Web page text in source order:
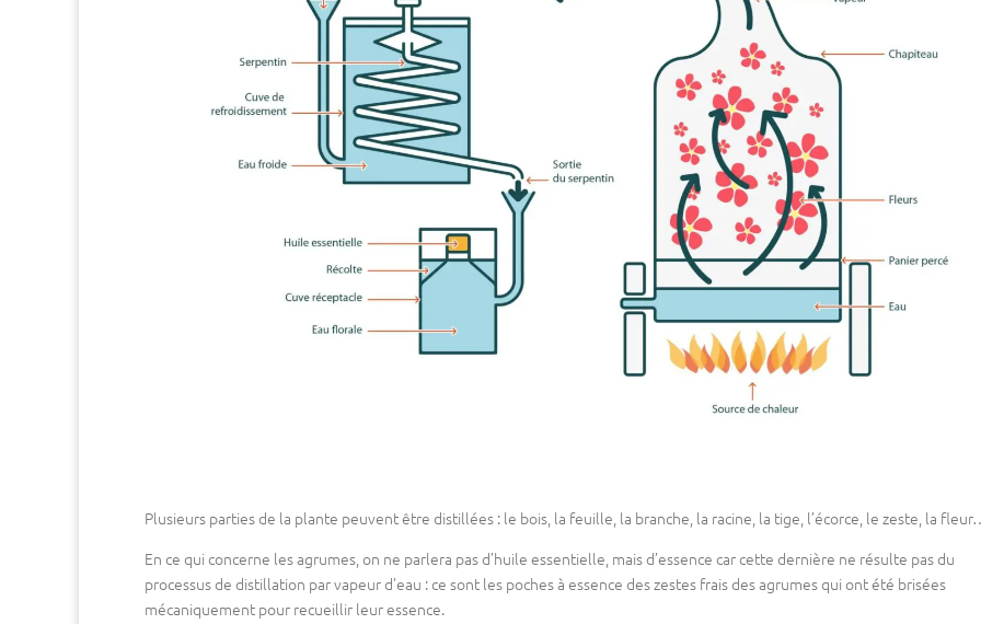
Plusieurs parties de la plante peuvent être distillées : le bois, la feuille, la branche, la racine, la tige, l’écorce, le zeste, la
En ce qui concerne les agrumes, on ne parlera pas d’huile essentielle, mais d’essence car cette dernière ne résulte pas du
processus de distillation par vapeur d’eau : ce sont les poches à essence des zestes frais des agrumes qui ont été brisées
mécaniquement pour recueillir leur essence.